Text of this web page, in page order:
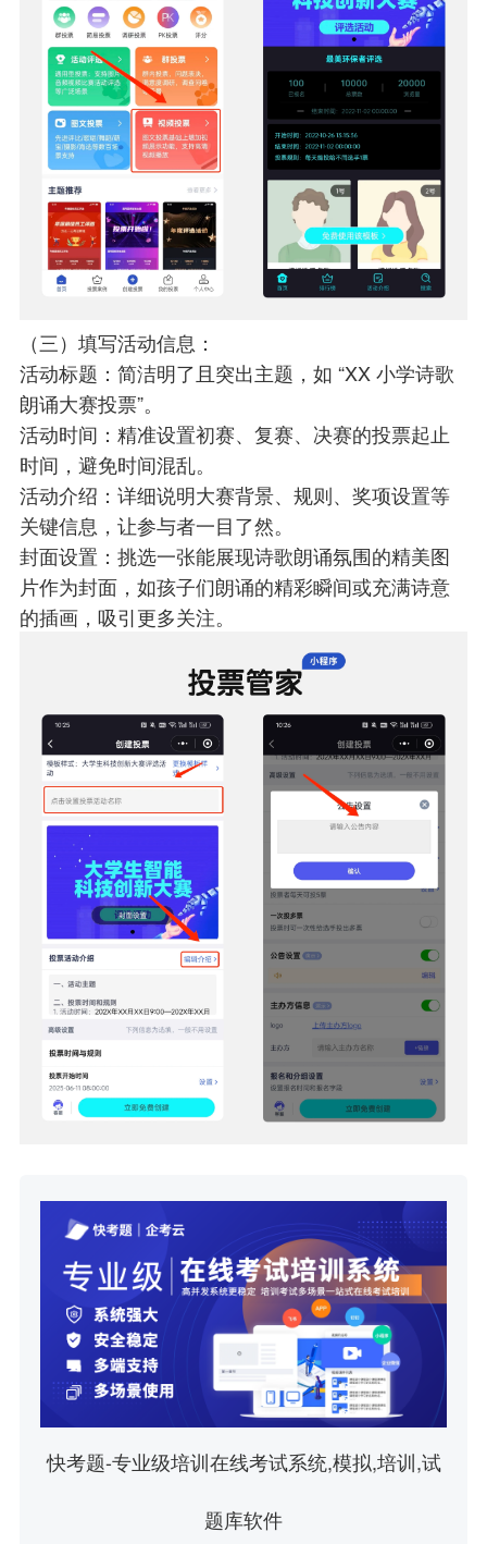
（三）填写活动信息：
活动标题：简洁明了且突出主题，如 “XX 小学诗歌
朗诵大赛投票”。
活动时间：精准设置初赛、复赛、决赛的投票起止
时间，避免时间混乱。
活动介绍：详细说明大赛背景、规则、奖项设置等
关键信息，让参与者一目了然。
封面设置：挑选一张能展现诗歌朗诵氛围的精美图
片作为封面，如孩子们朗诵的精彩瞬间或充满诗意
的插画，吸引更多关注。
快考题-专业级培训在线考试系统,模拟,培训,试
题库软件